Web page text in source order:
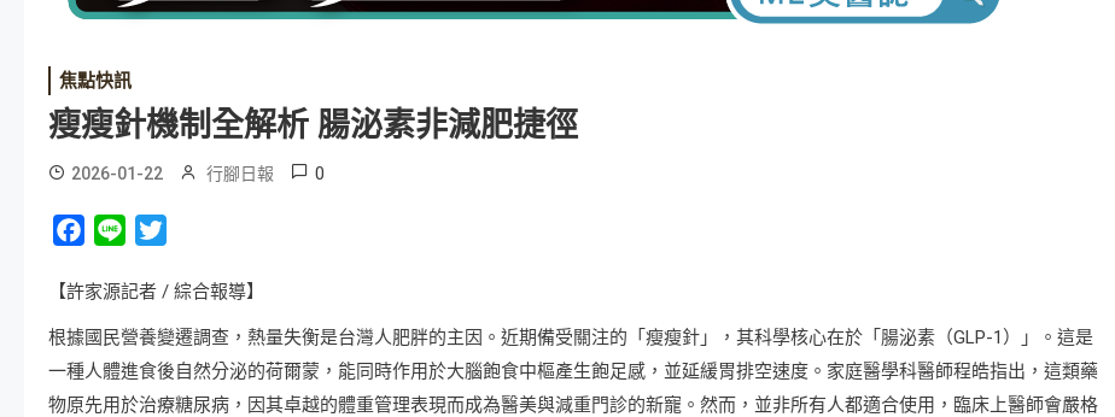
焦點快訊
瘦瘦針機制全解析 腸泌素非減肥捷徑
2026-01-22 行腳日報 0
Facebook
Line
【許家源記者 / 綜合報導】
根據國民營養變遷調查，熱量失衡是台灣人肥胖的主因。近期備受關注的「瘦瘦針」，其科學核心在於「腸泌素（GLP-1）」。這是
一種人體進食後自然分泌的荷爾蒙，能同時作用於大腦飽食中樞產生飽足感，並延緩胃排空速度。家庭醫學科醫師程皓指出，這類藥
物原先用於治療糖尿病，因其卓越的體重管理表現而成為醫美與減重門診的新寵。然而，並非所有人都適合使用，臨床上醫師會嚴格